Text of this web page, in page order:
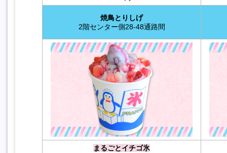
焼鳥とりしげ
2階センター側28-48通路間
まるごとイチゴ氷